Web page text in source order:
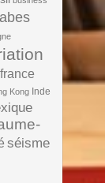
france
Kong Inde
séisme